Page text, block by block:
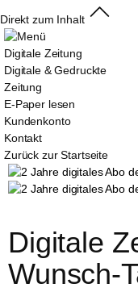
Direkt zum Inhalt
Digitale Zeitung
Digitale & Gedruckte
Zeitung
E-Paper lesen
Kundenkonto
Kontakt
Zurück zur Startseite
Digitale
Wunsch-